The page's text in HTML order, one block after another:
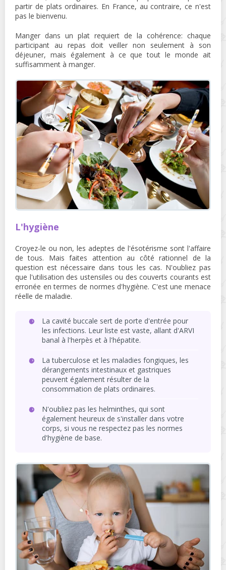
partir de plats ordinaires. En France, au contraire, ce n'est
pas le bienvenu.
Manger dans un plat requiert de la cohérence: chaque
participant au repas doit veiller non seulement à son
déjeuner, mais également à ce que tout le monde ait
suffisamment à manger.
L'hygiène
Croyez-le ou non, les adeptes de l'ésotérisme sont l'affaire
de tous. Mais faites attention au côté rationnel de la
question est nécessaire dans tous les cas. N'oubliez pas
que l'utilisation des ustensiles ou des couverts courants est
erronée en termes de normes d'hygiène. C'est une menace
réelle de maladie.
La cavité buccale sert de porte d'entrée pour
les infections. Leur liste est vaste, allant d'ARVI
banal à l'herpès et à l'hépatite.
La tuberculose et les maladies fongiques, les
dérangements intestinaux et gastriques
peuvent également résulter de la
consommation de plats ordinaires.
N'oubliez pas les helminthes, qui sont
également heureux de s'installer dans votre
corps, si vous ne respectez pas les normes
d'hygiène de base.